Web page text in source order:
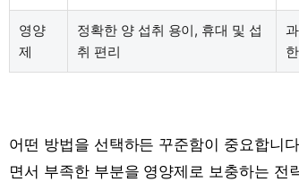
영양
제
정확한 양 섭취 용이, 휴대 및 섭
취 편리
어떤 방법을 선택하든 꾸준함이 중요합니
면서 부족한 부분을 영양제로 보충하는 전